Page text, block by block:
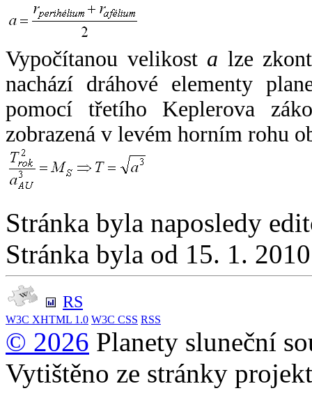
Vypočítanou velikost a lze
nachází dráhové elementy
pomocí třetího Keplerova
zobrazená v levém horním rohu
Stránka byla naposledy
Stránka byla od 15. 1.
RS
W3C XHTML 1.0 W3C CSS RSS
© 2026 Planety sluneční
Vytištěno ze stránky